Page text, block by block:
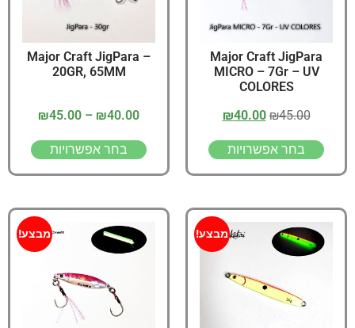
Major Craft JigPara
MICRO – 7Gr – UV
COLORES
₪45.00
₪40.00
בחר אפשרויות
Major Craft JigPara –
20GR, 65MM
₪40.00
–
₪45.00
בחר אפשרויות
מבצע! מבצע!